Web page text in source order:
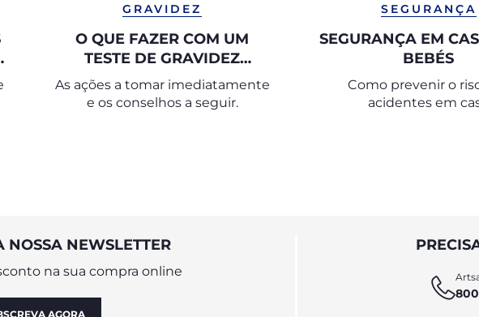
GRAVIDEZ
O QUE FAZER COM UM
TESTE DE GRAVIDEZ
POSITIVO
As ações a tomar imediatamente
e os conselhos a seguir.
SEGURANÇA
SEGURANÇA EM
BEBÉS
Como prevenir o
acidentes em
NOSSA NEWSLETTER
na sua compra online
AGORA